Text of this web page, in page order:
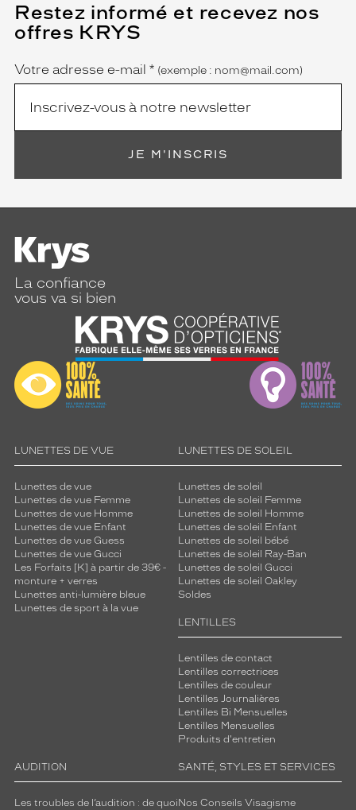
Restez informé et recevez nos
offres KRYS
Name
Votre adresse e-mail *
(Ce
champ
est
obligatoire)
(exemple : nom@mail.com)
JE M'INSCRIS
La confiance
vous va si bien
LUNETTES DE VUE
Lunettes de vue
Lunettes de vue Femme
Lunettes de vue Homme
Lunettes de vue Enfant
Lunettes de vue Guess
Lunettes de vue Gucci
Les Forfaits [K] à partir de 39€ -
monture + verres
Lunettes anti-lumière bleue
Lunettes de sport à la vue
LUNETTES DE SOLEIL
Lunettes de soleil
Lunettes de soleil Femme
Lunettes de soleil Homme
Lunettes de soleil Enfant
Lunettes de soleil bébé
Lunettes de soleil Ray-Ban
Lunettes de soleil Gucci
Lunettes de soleil Oakley
Soldes
LENTILLES
Lentilles de contact
Lentilles correctrices
Lentilles de couleur
Lentilles Journalières
Lentilles Bi Mensuelles
Lentilles Mensuelles
Produits d'entretien
AUDITION
Les troubles de l’audition : de quoi
SANTÉ, STYLES ET SERVICES
Nos Conseils Visagisme